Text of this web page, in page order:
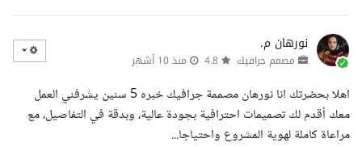
نورهان م.
مصمم جرافيك منذ 10 أشهر
اهلا بحضرتك انا نورهان مصممة جرافيك خبره 5 سنين يشرفني العمل
معك أقدم لك تصميمات احترافية بجودة عالية، وبدقة في التفاصيل، مع
مراعاة كاملة لهوية المشروع واحتياجا...